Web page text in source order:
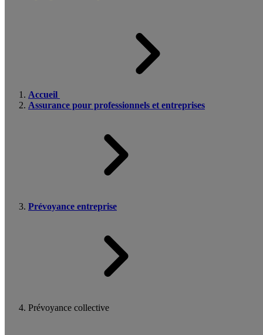
Accueil
Assurance pour professionnels et entreprises
Prévoyance entreprise
Prévoyance collective